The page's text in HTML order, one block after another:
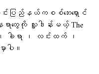
ြည်နယ်ကစစ်ဘေးရှောင်
ာတွေကို လှူဒါန်းမယ့် The
၊ ခါရာ ၊ လင်းထက် ၊
ပါ။